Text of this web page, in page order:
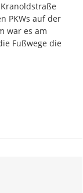
PKWs auf der
war es am
Fußwege die